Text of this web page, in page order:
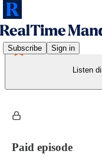
Subscribe Sign in
Listen
Paid episode